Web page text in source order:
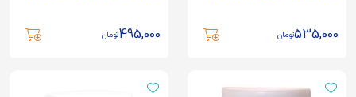
535,000تومان 495,000تومان